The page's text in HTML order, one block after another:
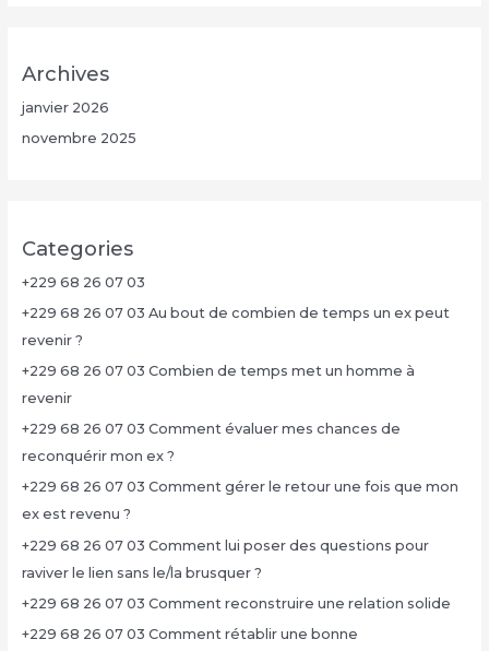
Archives
janvier 2026
novembre 2025
Categories
+229 68 26 07 03
+229 68 26 07 03 Au bout de combien de temps un ex peut
revenir ?
+229 68 26 07 03 Combien de temps met un homme à
revenir
+229 68 26 07 03 Comment évaluer mes chances de
reconquérir mon ex ?
+229 68 26 07 03 Comment gérer le retour une fois que mon
ex est revenu ?
+229 68 26 07 03 Comment lui poser des questions pour
raviver le lien sans le/la brusquer ?
+229 68 26 07 03 Comment reconstruire une relation solide
+229 68 26 07 03 Comment rétablir une bonne